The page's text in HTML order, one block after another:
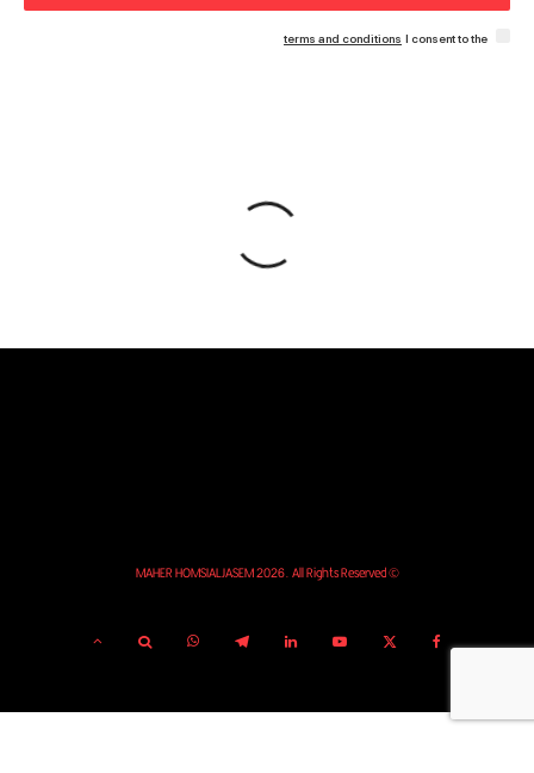
I consent to the
terms and conditions
© MAHER HOMSIALJASEM 2026. All Rights Reserved